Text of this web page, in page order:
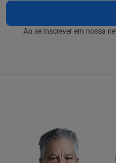
Ao se inscrever em nossa